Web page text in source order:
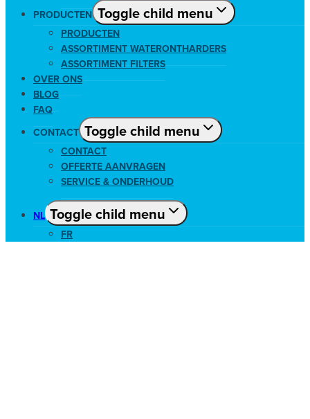
PRODUCTEN Toggle child menu
PRODUCTEN
ASSORTIMENT WATERONTHARDERS
ASSORTIMENT FILTERS
OVER ONS
BLOG
FAQ
CONTACT Toggle child menu
CONTACT
OFFERTE AANVRAGEN
SERVICE & ONDERHOUD
NL Toggle child menu
FR